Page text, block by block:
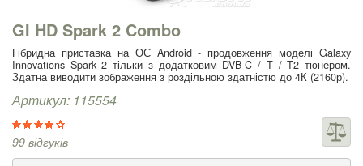
GI HD Spark 2 Combo
Гібридна приставка на ОС Android - продовження моделі Galaxy
Innovations Spark 2 тільки з додатковим DVB-C / T / T2 тюнером.
Здатна виводити зображення з роздільною здатністю до 4К (2160р).
Артикул: 115554
99 відгуків